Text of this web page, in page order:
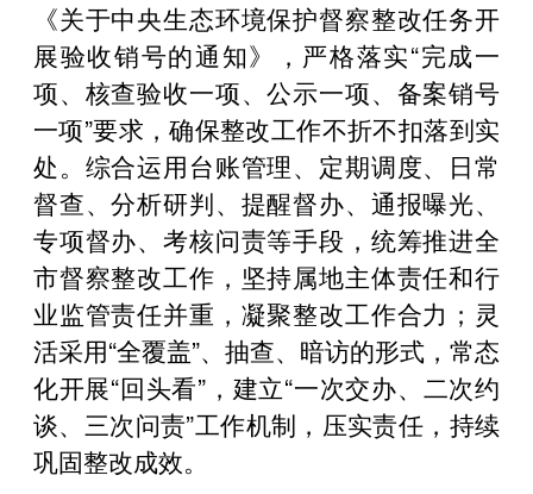
《关于中央生态环境保护督察整改任务开
展验收销号的通知》，严格落实“完成一
项、核查验收一项、公示一项、备案销号
一项”要求，确保整改工作不折不扣落到实
处。综合运用台账管理、定期调度、日常
督查、分析研判、提醒督办、通报曝光、
专项督办、考核问责等手段，统筹推进全
市督察整改工作，坚持属地主体责任和行
业监管责任并重，凝聚整改工作合力；灵
活采用“全覆盖”、抽查、暗访的形式，常态
化开展“回头看”，建立“一次交办、二次约
谈、三次问责”工作机制，压实责任，持续
巩固整改成效。